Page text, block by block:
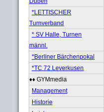
*LETTISCHER
Turnverband
* SV Halle, Turnen
männl.
*Berliner Bärchenpokal
*TC 72 Leverkusen
♦♦ GYMmedia
Management
Historie